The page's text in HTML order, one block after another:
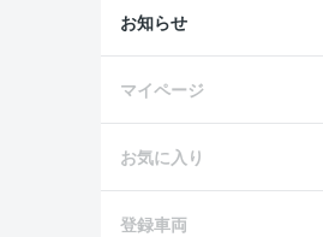
お知らせ
マイページ
お気に入り
登録車両